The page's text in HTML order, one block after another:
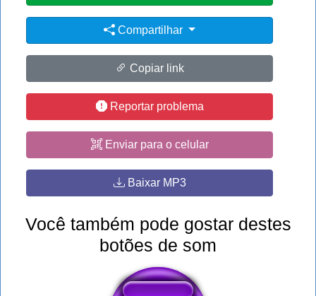
Compartilhar
Copiar link
Reportar problema
Enviar para o celular
Baixar MP3
Você também pode gostar destes
botões de som